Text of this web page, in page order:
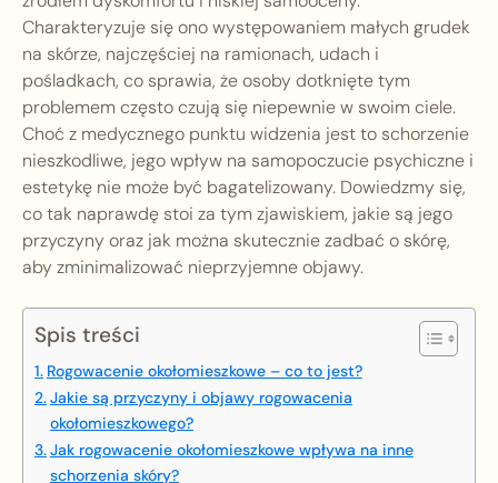
Charakteryzuje się ono występowaniem małych grudek
na skórze, najczęściej na ramionach, udach i
pośladkach, co sprawia, że osoby dotknięte tym
problemem często czują się niepewnie w swoim ciele.
Choć z medycznego punktu widzenia jest to schorzenie
nieszkodliwe, jego wpływ na samopoczucie psychiczne i
estetykę nie może być bagatelizowany. Dowiedzmy się,
co tak naprawdę stoi za tym zjawiskiem, jakie są jego
przyczyny oraz jak można skutecznie zadbać o skórę,
aby zminimalizować nieprzyjemne objawy.
Spis treści
Rogowacenie okołomieszkowe – co to jest?
Jakie są przyczyny i objawy rogowacenia
okołomieszkowego?
Jak rogowacenie okołomieszkowe wpływa na inne
schorzenia skóry?